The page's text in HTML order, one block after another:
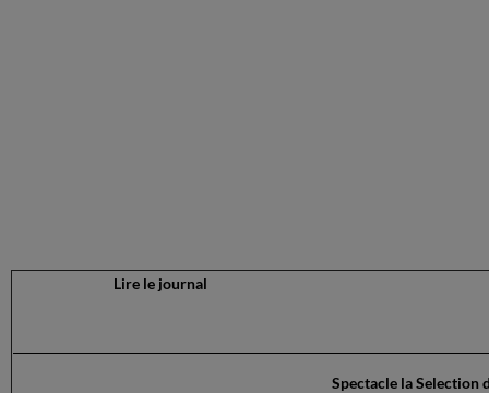
Lire le journal
Spectacle la Selection